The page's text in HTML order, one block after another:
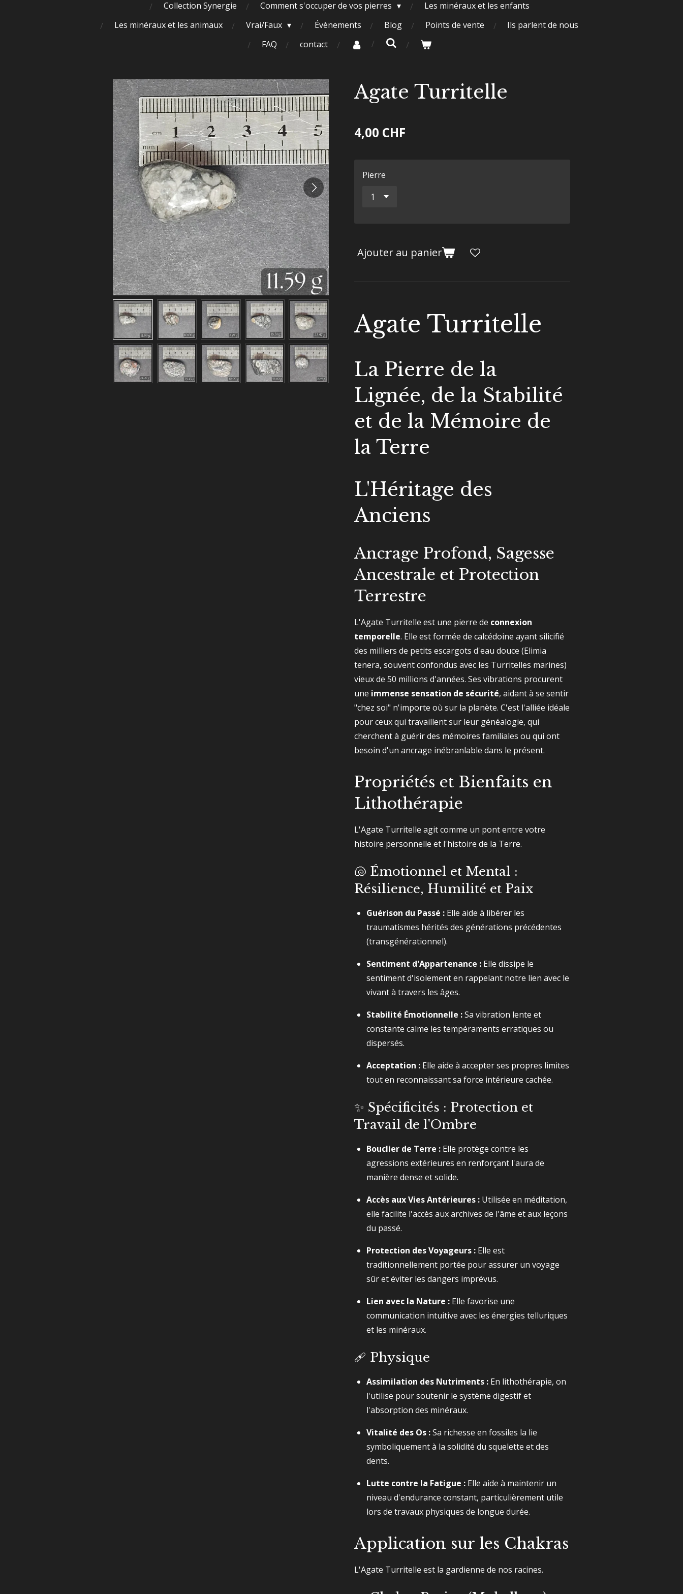
Collection Synergie
Comment s'occuper de vos pierres
Les minéraux et les enfants
Les minéraux et les animaux
Vrai/Faux Évènements Blog Points de vente
Ils parlent de nous
FAQ
contact
Agate Turritelle
4,00 CHF
Pierre
Ajouter au panier
Agate Turritelle
La Pierre de la
Lignée, de la Stabilité
et de la Mémoire de
la Terre
L'Héritage des
Anciens
Ancrage Profond, Sagesse
Ancestrale et Protection
Terrestre
L'Agate Turritelle est une pierre de connexion
temporelle. Elle est formée de calcédoine ayant silicifié
des milliers de petits escargots d'eau douce (Elimia
tenera, souvent confondus avec les Turritelles marines)
vieux de 50 millions d'années. Ses vibrations procurent
une immense sensation de sécurité, aidant à se sentir
"chez soi" n'importe où sur la planète. C'est l'alliée idéale
pour ceux qui travaillent sur leur généalogie, qui
cherchent à guérir des mémoires familiales ou qui ont
besoin d'un ancrage inébranlable dans le présent.
Propriétés et Bienfaits en
Lithothérapie
L'Agate Turritelle agit comme un pont entre votre
histoire personnelle et l'histoire de la Terre.
🐚 Émotionnel et Mental :
Résilience, Humilité et Paix
Guérison du Passé : Elle aide à libérer les
traumatismes hérités des générations précédentes
(transgénérationnel).
Sentiment d'Appartenance : Elle dissipe le
sentiment d'isolement en rappelant notre lien avec le
vivant à travers les âges.
Stabilité Émotionnelle :Sa vibration lente et
constante calme les tempéraments erratiques ou
dispersés.
Acceptation : Elle aide à accepter ses propres limites
tout en reconnaissant sa force intérieure cachée.
✨ Spécificités : Protection et
Travail de l'Ombre
Bouclier de Terre : Elle protège contre les
agressions extérieures en renforçant l'aura de
manière dense et solide.
Accès aux Vies Antérieures : Utilisée en méditation,
elle facilite l'accès aux archives de l'âme et aux leçons
du passé.
Protection des Voyageurs : Elle est
traditionnellement portée pour assurer un voyage
sûr et éviter les dangers imprévus.
Lien avec la Nature : Elle favorise une
communication intuitive avec les énergies telluriques
et les minéraux.
🩹 Physique
Assimilation des Nutriments : En lithothérapie, on
l'utilise pour soutenir le système digestif et
l'absorption des minéraux.
Vitalité des Os :Sa richesse en fossiles la lie
symboliquement à la solidité du squelette et des
dents.
Lutte contre la Fatigue : Elle aide à maintenir un
niveau d'endurance constant, particulièrement utile
lors de travaux physiques de longue durée.
Application sur les Chakras
L'Agate Turritelle est la gardienne de nos racines.